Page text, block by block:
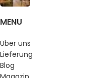
MENU
Über uns
Lieferung
Blog